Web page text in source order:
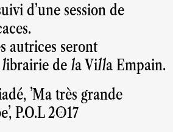
d’une session de
autrices seront
de la Villa Empain.
'Ma très grande
P.O.L 2017